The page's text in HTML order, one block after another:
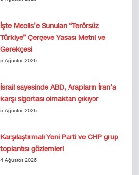
İşte Meclis’e Sunulan “Terörsüz
Türkiye” Çerçeve Yasası Metni ve
Gerekçesi
5 Ağustos 2026
İsrail sayesinde ABD, Arapların İran’a
karşı sigortası olmaktan çıkıyor
5 Ağustos 2026
Karşılaştırmalı Yeni Parti ve CHP grup
toplantısı gözlemleri
4 Ağustos 2026